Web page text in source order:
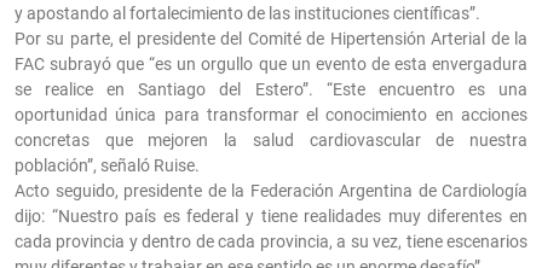
y apostando al fortalecimiento de las instituciones científicas”.
Por su parte, el presidente del Comité de Hipertensión Arterial de la
FAC subrayó que “es un orgullo que un evento de esta envergadura
se realice en Santiago del Estero”. “Este encuentro es una
oportunidad única para transformar el conocimiento en acciones
concretas que mejoren la salud cardiovascular de nuestra
población”, señaló Ruise.
Acto seguido, presidente de la Federación Argentina de Cardiología
dijo: “Nuestro país es federal y tiene realidades muy diferentes en
cada provincia y dentro de cada provincia, a su vez, tiene escenarios